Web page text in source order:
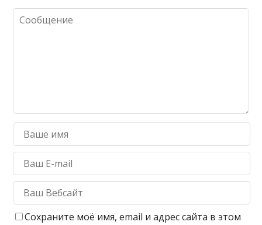
Сохраните моё имя, email и адрес сайта в этом